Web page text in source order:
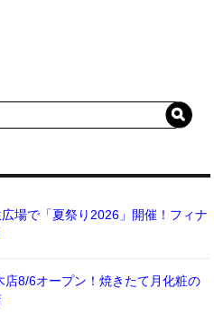
場で「夏祭り2026」開催！フィナ
店8/6オープン！焼きたて月化粧の